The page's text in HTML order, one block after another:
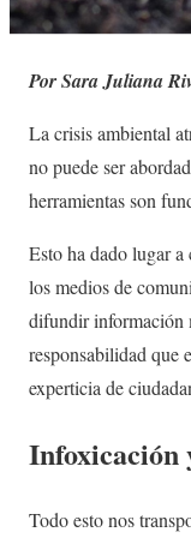
Por Sara Juliana
La crisis ambiental
no puede ser
herramientas son
Esto ha dado lugar a
los medios de
difundir información
responsabilidad que
experticia de
Infoxicación
Todo esto nos